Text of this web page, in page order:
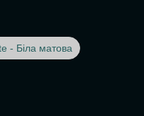
- Біла матова